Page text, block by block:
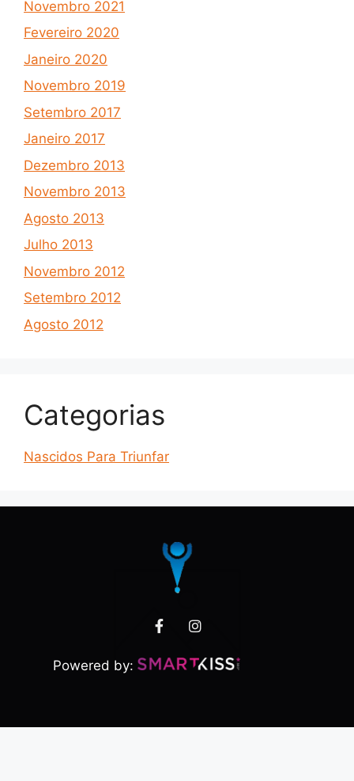
Novembro 2021
Fevereiro 2020
Janeiro 2020
Novembro 2019
Setembro 2017
Janeiro 2017
Dezembro 2013
Novembro 2013
Agosto 2013
Julho 2013
Novembro 2012
Setembro 2012
Agosto 2012
Categorias
Nascidos Para Triunfar
Powered by: